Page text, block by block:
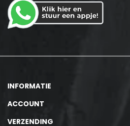
INFORMATIE
ACCOUNT
VERZENDING